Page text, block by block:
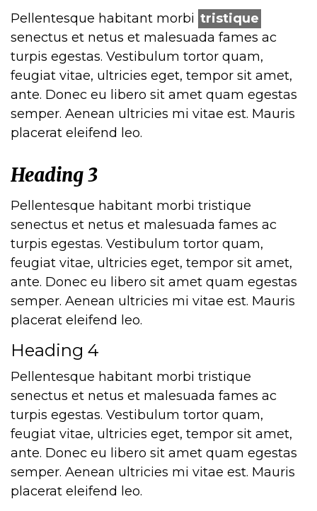
Pellentesque habitant morbi tristique
senectus et netus et malesuada fames ac
turpis egestas. Vestibulum tortor quam,
feugiat vitae, ultricies eget, tempor sit amet,
ante. Donec eu libero sit amet quam egestas
semper. Aenean ultricies mi vitae est. Mauris
placerat eleifend leo.
Heading 3
Pellentesque habitant morbi tristique
senectus et netus et malesuada fames ac
turpis egestas. Vestibulum tortor quam,
feugiat vitae, ultricies eget, tempor sit amet,
ante. Donec eu libero sit amet quam egestas
semper. Aenean ultricies mi vitae est. Mauris
placerat eleifend leo.
Heading 4
Pellentesque habitant morbi tristique
senectus et netus et malesuada fames ac
turpis egestas. Vestibulum tortor quam,
feugiat vitae, ultricies eget, tempor sit amet,
ante. Donec eu libero sit amet quam egestas
semper. Aenean ultricies mi vitae est. Mauris
placerat eleifend leo.